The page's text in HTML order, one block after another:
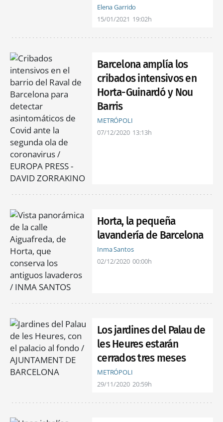
Elena Garrido
15/01/2021 19:02h
Barcelona amplía los
cribados intensivos en
Horta-Guinardó y Nou
Barris
METRÓPOLI
07/12/2020 13:13h
Horta, la pequeña
lavandería de Barcelona
Inma Santos
02/12/2020 00:00h
Los jardines del Palau de
les Heures estarán
cerrados tres meses
METRÓPOLI
29/11/2020 20:59h